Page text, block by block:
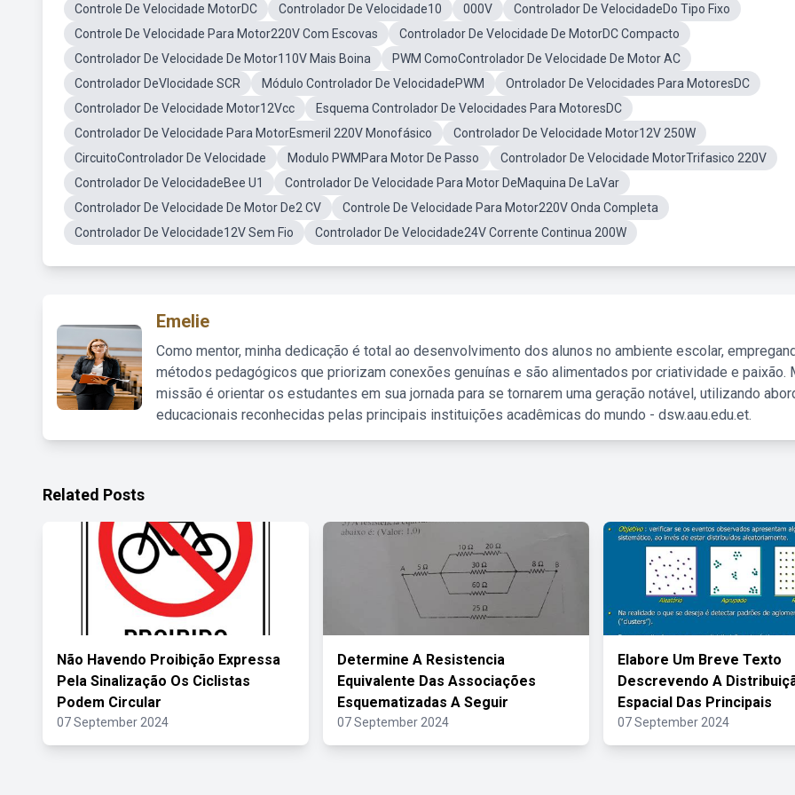
Controle De Velocidade MotorDC
Controlador De Velocidade10 000V
Controlador De VelocidadeDo Tipo Fixo
Controle De Velocidade Para Motor220V Com Escovas
Controlador De Velocidade De MotorDC Compacto
Controlador De Velocidade De Motor110V Mais Boina
PWM ComoControlador De Velocidade De Motor AC
Controlador DeVlocidade SCR
Módulo Controlador De VelocidadePWM
Ontrolador De Velocidades Para MotoresDC
Controlador De Velocidade Motor12Vcc
Esquema Controlador De Velocidades Para MotoresDC
Controlador De Velocidade Para MotorEsmeril 220V Monofásico
Controlador De Velocidade Motor12V 250W
CircuitoControlador De Velocidade
Modulo PWMPara Motor De Passo
Controlador De Velocidade MotorTrifasico 220V
Controlador De VelocidadeBee U1
Controlador De Velocidade Para Motor DeMaquina De LaVar
Controlador De Velocidade De Motor De2 CV
Controle De Velocidade Para Motor220V Onda Completa
Controlador De Velocidade12V Sem Fio
Controlador De Velocidade24V Corrente Continua 200W
Emelie
Como mentor, minha dedicação é total ao desenvolvimento dos alunos no ambiente escolar,
métodos pedagógicos que priorizam conexões genuínas e são alimentados por criatividade e paixão.
missão é orientar os estudantes em sua jornada para se tornarem uma geração notável, utilizando
educacionais reconhecidas pelas principais instituições acadêmicas do mundo - dsw.aau.edu.et.
Related Posts
Não Havendo Proibição Expressa
Pela Sinalização Os Ciclistas
Podem Circular
07 September 2024
Determine A Resistencia
Equivalente Das Associações
Esquematizadas A Seguir
07 September 2024
Elabore Um Breve Texto
Descrevendo A
Espacial Das Principais
07 September 2024